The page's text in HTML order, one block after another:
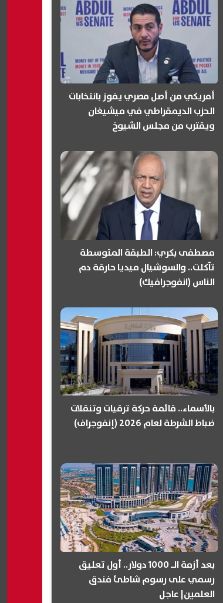
أمريكي من أصل مصري يفوز بانتخابات
الحزب الديمقراطي في ميشيغان
ويقترب من مجلس الشيوخ
مصطفى بكري: الطبقة المتوسطة
تآكلت.. والسوشيال ميديا حارقة دم
الناس (انفوجرافيك)
بالأسماء.. قائمة حركة ترقيات وتنقلات
ضباط الشرطة لعام 2026 (إنفوجراف)
بعد أزمة الـ 1000 دولار.. أول تعليق
رسمي على رسوم شاطئ فندق
العلمين| عاجل